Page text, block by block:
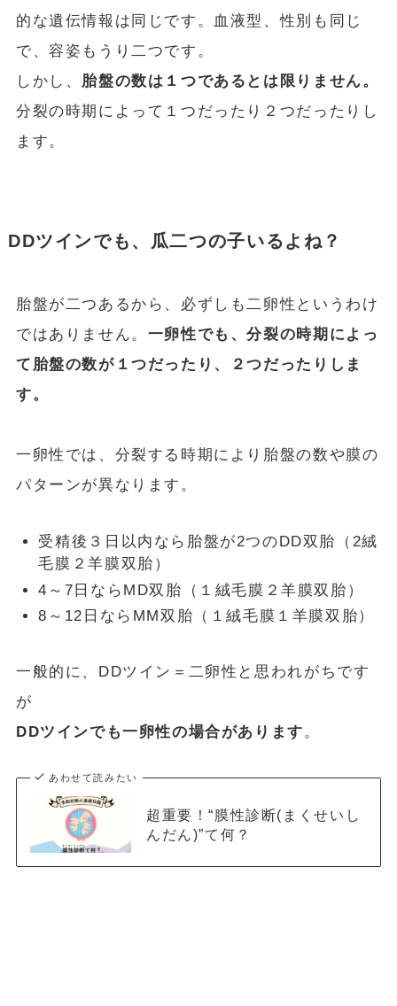
的な遺伝情報は同じです。血液型、性別も同じ
で、容姿もうり二つです。
しかし、 胎盤の数は１つであるとは限りません。
分裂の時期によって１つだったり２つだったりし
ます。
DDツインでも、瓜二つの子いるよね？
胎盤が二つあるから、必ずしも二卵性というわけ
ではありません。 一卵性でも、分裂の時期によっ
て胎盤の数が１つだったり、２つだったりしま
す。
一卵性では、分裂する時期により胎盤の数や膜の
パターンが異なります。
受精後３日以内なら胎盤が2つのDD双胎（2絨
毛膜２羊膜双胎）
4～7日ならMD双胎（１絨毛膜２羊膜双胎）
8～12日ならMM双胎（１絨毛膜１羊膜双胎）
一般的に、DDツイン＝二卵性と思われがちです
が
DDツインでも一卵性の場合があります。
あわせて読みたい
超重要！“膜性診断(まくせいし
んだん)”て何？